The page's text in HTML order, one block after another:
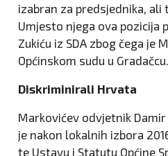
izabran za predsjednika, ali
Umjesto njega ova pozicija
Zukiću iz SDA zbog čega je
Općinskom sudu u Gradačcu.
Diskriminirali Hrvata
Markovićev odvjetnik Damir
je nakon lokalnih izbora
te Ustavu i Statutu Općine